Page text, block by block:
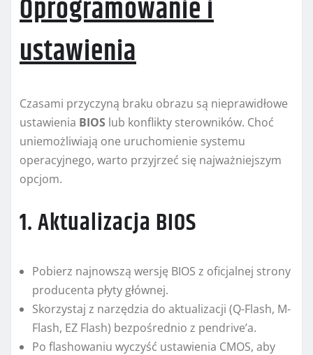
Oprogramowanie i
ustawienia
Czasami przyczyną braku obrazu są nieprawidłowe
ustawienia BIOS lub konflikty sterowników. Choć
uniemożliwiają one uruchomienie systemu
operacyjnego, warto przyjrzeć się najważniejszym
opcjom.
1. Aktualizacja BIOS
Pobierz najnowszą wersję BIOS z oficjalnej strony
producenta płyty głównej.
Skorzystaj z narzędzia do aktualizacji (Q-Flash, M-
Flash, EZ Flash) bezpośrednio z pendrive’a.
Po flashowaniu wyczyść ustawienia CMOS, aby